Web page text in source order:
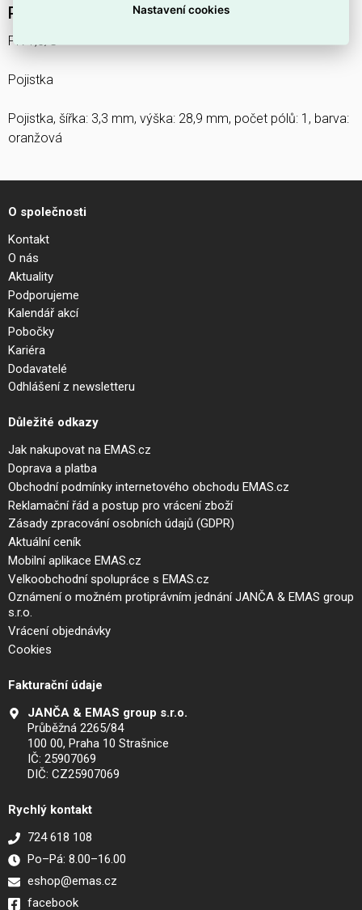
Podrobný popis produktu
PR 1,5/S
Pojistka
Pojistka, šířka: 3,3 mm, výška: 28,9 mm, počet pólů: 1, barva:
oranžová
O společnosti
Kontakt
O nás
Aktuality
Podporujeme
Kalendář akcí
Pobočky
Kariéra
Dodavatelé
Odhlášení z newsletteru
Důležité odkazy
Jak nakupovat na EMAS.cz
Doprava a platba
Obchodní podmínky internetového obchodu EMAS.cz
Reklamační řád a postup pro vrácení zboží
Zásady zpracování osobních údajů (GDPR)
Aktuální ceník
Mobilní aplikace EMAS.cz
Velkoobchodní spolupráce s EMAS.cz
Oznámení o možném protiprávním jednání JANČA & EMAS group
s.r.o.
Vrácení objednávky
Cookies
Fakturační údaje
JANČA & EMAS group s.r.o.
Průběžná 2265/84
100 00, Praha 10 Strašnice
IČ: 25907069
DIČ: CZ25907069
Rychlý kontakt
724 618 108
Po–Pá: 8.00–16.00
eshop@emas.cz
facebook
Nastavení cookies